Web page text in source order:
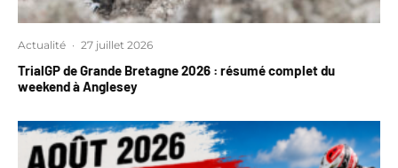
Actualité · 27 juillet 2026
TrialGP de Grande Bretagne 2026 : résumé complet du
weekend à Anglesey